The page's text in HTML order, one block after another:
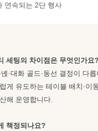
연속되는 2단 행사
세팅의 차이점은 무엇인가요?
·대화 골드·동선 결정이 다
게 유도하는 테이블 배치·이
해 운영합니다.
책정되나요?